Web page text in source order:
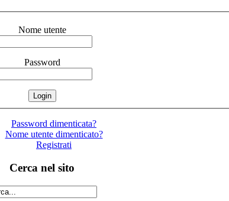
Nome utente
Password
Password dimenticata?
Nome utente dimenticato?
Registrati
Cerca nel sito